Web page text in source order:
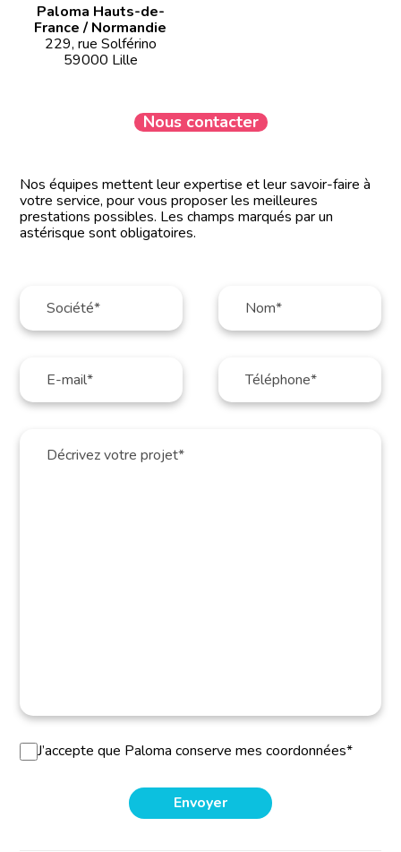
Paloma Hauts-de-
France / Normandie
229, rue Solférino
59000 Lille
Nous contacter
Nos équipes mettent leur expertise et leur savoir-faire à
votre service, pour vous proposer les meilleures
prestations possibles. Les champs marqués par un
astérisque sont obligatoires.
J’accepte que Paloma conserve mes coordonnées*